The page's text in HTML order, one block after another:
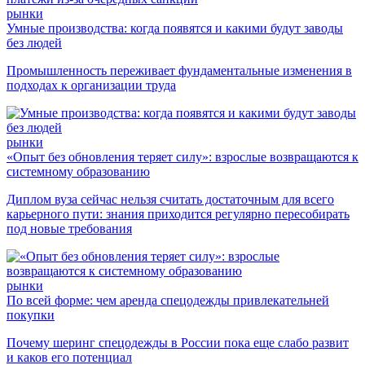
рынки
Умные производства: когда появятся и какими будут заводы
без людей
Промышленность переживает фундаментальные изменения в
подходах к организации труда
рынки
«Опыт без обновления теряет силу»: взрослые возвращаются к
системному образованию
Диплом вуза сейчас нельзя считать достаточным для всего
карьерного пути: знания приходится регулярно пересобирать
под новые требования
рынки
По всей форме: чем аренда спецодежды привлекательней
покупки
Почему шеринг спецодежды в России пока еще слабо развит
и каков его потенциал